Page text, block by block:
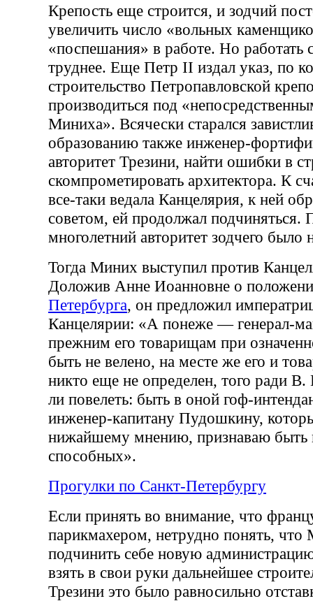
Крепость еще строится, и зодчий
увеличить число «вольных
«поспешания» в работе. Но работать
труднее. Еще Петр II издал указ, по
строительство Петропавловской
производиться под
Миниха». Всячески старался
образованию также инженер-
авторитет Трезини, найти ошибки в
скомпрометировать архитектора. К
все-таки ведала Канцелярия, к ней
советом, ей продолжал подчиняться.
многолетний авторитет зодчего было
Тогда Миних выступил против
Доложив Анне Иоанновне о
Петербурга, он предложил
Канцелярии: «А понеже — генерал-
прежним его товарищам при
быть не велено, на месте же его и
никто еще не определен, того ради
ли повелеть: быть в оной гоф-
инженер-капитану Пудошкину,
нижайшему мнению, признаваю быть
способных».
Прогулки по Санкт-Петербургу
Если принять во внимание, что
парикмахером, нетрудно понять, что
подчинить себе новую
взять в свои руки дальнейшее
Трезини это было равносильно